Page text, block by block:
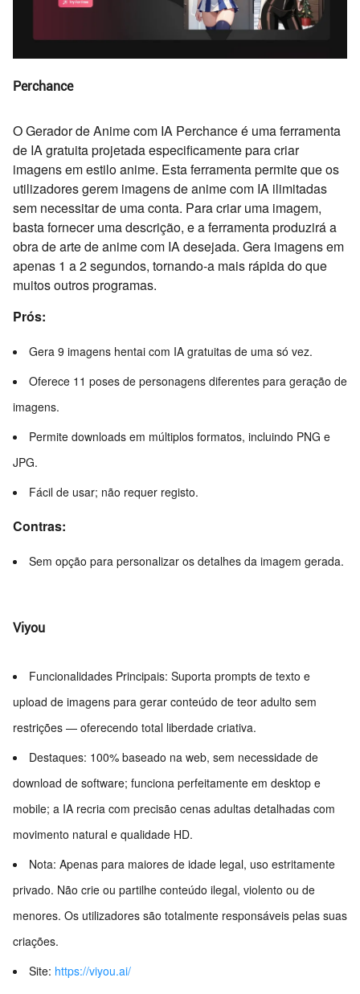
Perchance
O Gerador de Anime com IA Perchance é uma ferramenta
de IA gratuita projetada especificamente para criar
imagens em estilo anime. Esta ferramenta permite que os
utilizadores gerem imagens de anime com IA ilimitadas
sem necessitar de uma conta. Para criar uma imagem,
basta fornecer uma descrição, e a ferramenta produzirá a
obra de arte de anime com IA desejada. Gera imagens em
apenas 1 a 2 segundos, tornando-a mais rápida do que
muitos outros programas.
Prós:
Gera 9 imagens hentai com IA gratuitas de uma só vez.
Oferece 11 poses de personagens diferentes para geração de
imagens.
Permite downloads em múltiplos formatos, incluindo PNG e
JPG.
Fácil de usar; não requer registo.
Contras:
Sem opção para personalizar os detalhes da imagem gerada.
Viyou
Funcionalidades Principais: Suporta prompts de texto e
upload de imagens para gerar conteúdo de teor adulto sem
restrições — oferecendo total liberdade criativa.
Destaques: 100% baseado na web, sem necessidade de
download de software; funciona perfeitamente em desktop e
mobile; a IA recria com precisão cenas adultas detalhadas com
movimento natural e qualidade HD.
Nota: Apenas para maiores de idade legal, uso estritamente
privado. Não crie ou partilhe conteúdo ilegal, violento ou de
menores. Os utilizadores são totalmente responsáveis pelas suas
criações.
Site: https://viyou.ai/